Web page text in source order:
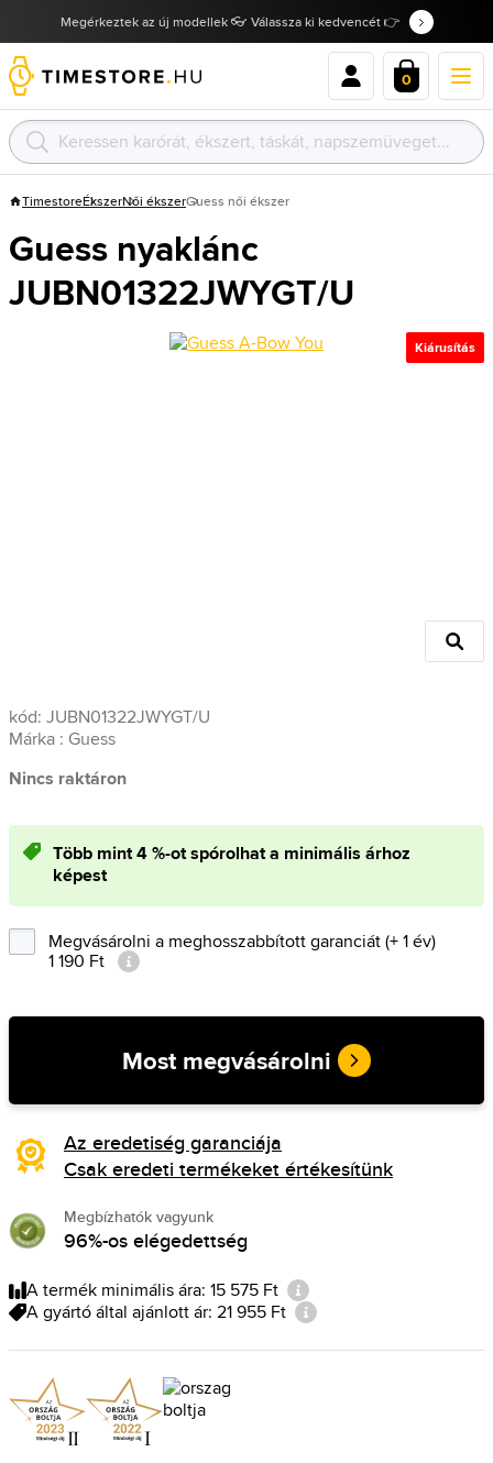
Megérkeztek az új modellek 👓 Válassza ki kedvencét 👉
0
TimestoreÉkszerNői ékszerGuess női ékszer
Guess nyaklánc
JUBN01322JWYGT/U
Kiárusítás
kód: JUBN01322JWYGT/U
Márka : Guess
Nincs raktáron
Több mint 4 %-ot spórolhat a minimális árhoz
képest
Megvásárolni a meghosszabbított garanciát (+ 1 év)
1 190 Ft
Most megvásárolni
Az eredetiség garanciája
Csak eredeti termékeket értékesítünk
Megbízhatók vagyunk
96%-os elégedettség
A termék minimális ára: 15 575 Ft
A gyártó által ajánlott ár: 21 955 Ft